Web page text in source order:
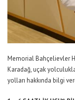
Memorial Bahçelievler
Karadağ, uçak
yolları hakkında bilgi